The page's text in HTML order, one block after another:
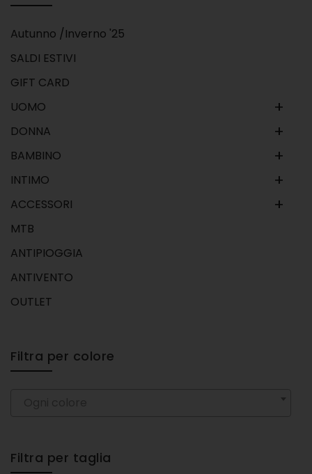
Autunno /Inverno '25
SALDI ESTIVI
GIFT CARD
+
UOMO
+
DONNA
+
BAMBINO
+
INTIMO
+
ACCESSORI
MTB
ANTIPIOGGIA
ANTIVENTO
OUTLET
Filtra per colore
Filtra per taglia